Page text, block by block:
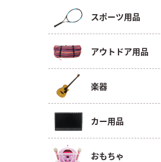
スポーツ用品
アウトドア用品
楽器
カー用品
おもちゃ